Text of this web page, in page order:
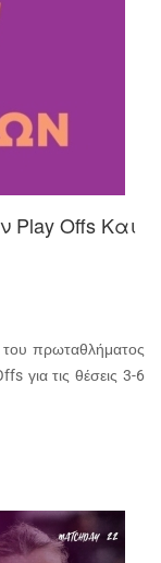
Play Offs Και
του πρωταθλήματος
για τις θέσεις 3-6